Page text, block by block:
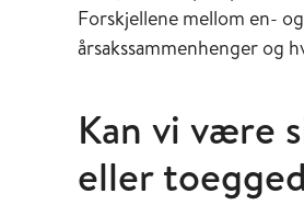
Forskjellene mellom en-
årsakssammenhenger og
Kan vi være
eller